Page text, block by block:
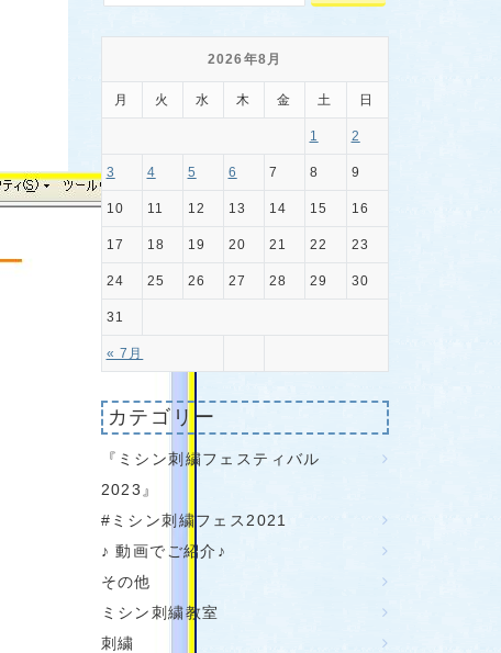
2026年8月
月 火 水 木 金 土 日
« 7月
1 2
3 4 5 6 7 8 9
10 11 12 13 14 15 16
17 18 19 20 21 22 23
24 25 26 27 28 29 30
31
カテゴリー
『ミシン刺繍フェスティバル
2023』
#ミシン刺繍フェス2021
♪ 動画でご紹介♪
その他
ミシン刺繍教室
刺繍